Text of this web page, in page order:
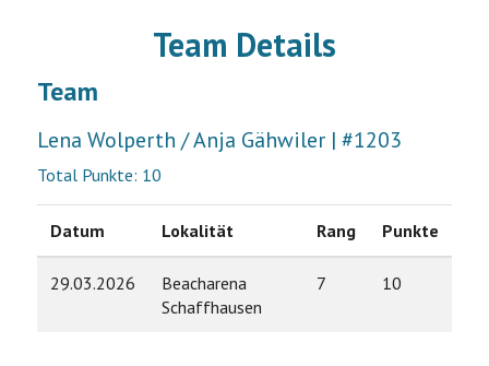
Team Details
Team
Lena Wolperth / Anja Gähwiler | #1203
Total Punkte: 10
Datum Lokalität Rang Punkte
29.03.2026
Beacharena
Schaffhausen
7 10